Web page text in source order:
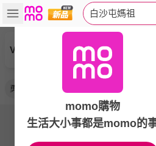
白沙屯媽祖
VICTOR 勝利體育
勇字
momo購物
生活大小事都是momo的